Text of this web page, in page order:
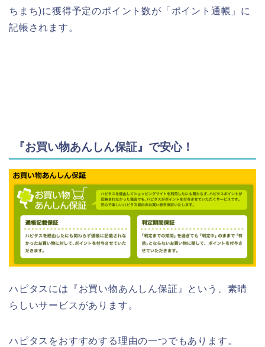
ちまち)に獲得予定のポイント数が「ポイント通帳」に
記帳されます。
『お買い物あんしん保証』で安心！
ハピタスには『お買い物あんしん保証』という、素晴
らしいサービスがあります。
ハピタスをおすすめする理由の一つでもあります。